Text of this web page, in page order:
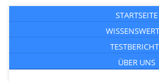
STARTSEITE
ÜBER UNS